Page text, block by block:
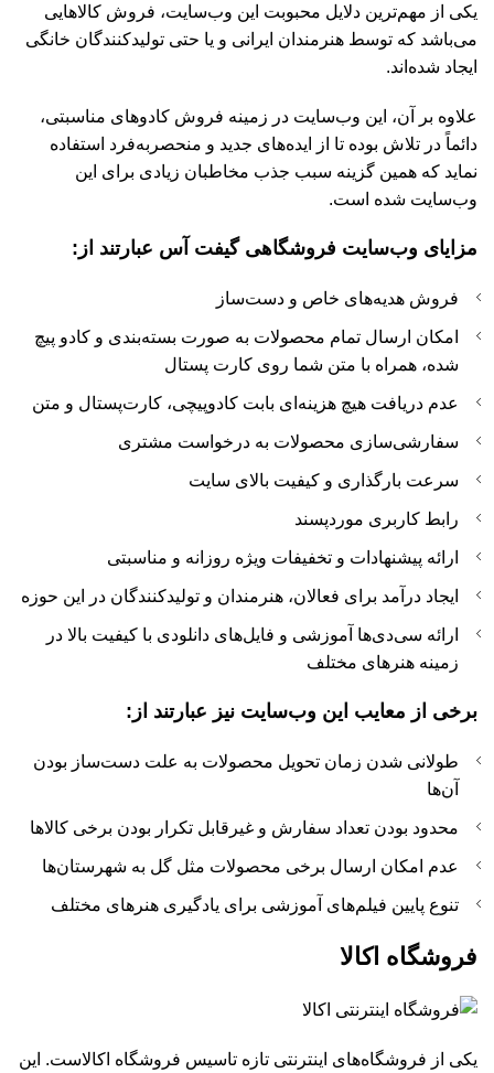
یکی از مهم‌ترین دلایل محبوبت این وب‌سایت، فروش کالاهایی
می‌باشد که توسط هنرمندان ایرانی و یا حتی تولیدکنندگان خانگی
ایجاد شده‌اند.
علاوه بر آن، این وب‌سایت در زمینه فروش کادوهای مناسبتی،
دائماً در تلاش بوده تا از ایده‌های جدید و منحصربه‌فرد استفاده
نماید که همین گزینه سبب جذب مخاطبان زیادی برای این
وب‌سایت شده است.
مزایای وب‌سایت فروشگاهی گیفت آس عبارتند از:
فروش هدیه‌های خاص و دست‌ساز
امکان ارسال تمام محصولات به صورت بسته‌بندی و کادو پیچ
شده، همراه با متن شما روی کارت پستال
عدم دریافت هیچ هزینه‌ای بابت کادوپیچی، کارت‌پستال و متن
سفارشی‌سازی محصولات به درخواست مشتری
سرعت بارگذاری و کیفیت بالای سایت
رابط کاربری موردپسند
ارائه پیشنهادات و تخفیفات ویژه روزانه و مناسبتی
ایجاد درآمد برای فعالان، هنرمندان و تولیدکنندگان در این حوزه
ارائه سی‌دی‌ها آموزشی و فایل‌های دانلودی با کیفیت بالا در
زمینه هنرهای مختلف
برخی از معایب این وب‌سایت نیز عبارتند از:
طولانی شدن زمان تحویل محصولات به علت دست‌ساز بودن
آن‌ها
محدود بودن تعداد سفارش و غیرقابل تکرار بودن برخی کالاها
عدم امکان ارسال برخی محصولات مثل گل به شهرستان‌ها
تنوع پایین فیلم‌های آموزشی برای یادگیری هنرهای مختلف
فروشگاه اکالا
یکی از فروشگاه‌های اینترنتی تازه تاسیس فروشگاه اکالاست. این